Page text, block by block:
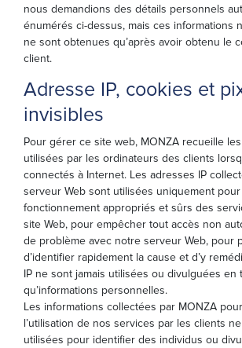
nous demandions des détails personnels
énumérés ci-dessus, mais ces informations
ne sont obtenues qu’après avoir obtenu le
client.
Adresse IP, cookies et
invisibles
Pour gérer ce site web, MONZA recueille
utilisées par les ordinateurs des clients
connectés à Internet. Les adresses IP
serveur Web sont utilisées uniquement
fonctionnement appropriés et sûrs des
site Web, pour empêcher tout accès non
de problème avec notre serveur Web, pour
d’identifier rapidement la cause et d’y
IP ne sont jamais utilisées ou divulguées en
qu’informations personnelles.
Les informations collectées par MONZA
l’utilisation de nos services par les clients
utilisées pour identifier des individus ou